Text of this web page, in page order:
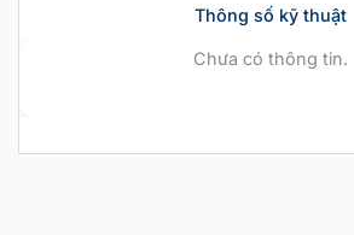
Thông số kỹ thuật
Chưa có thông tin.